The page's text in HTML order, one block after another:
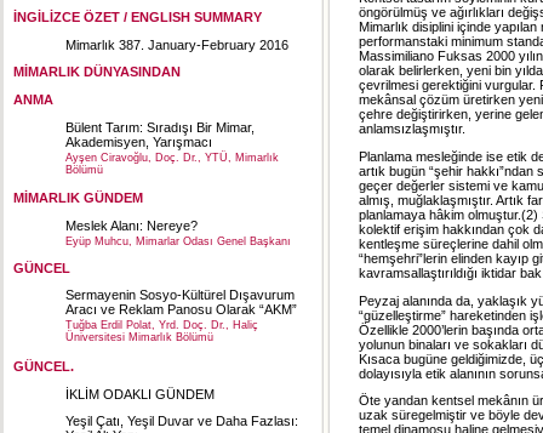
İNGİLİZCE ÖZET / ENGLISH SUMMARY
Mimarlık 387. January-February 2016
MİMARLIK DÜNYASINDAN
ANMA
Bülent Tarım: Sıradışı Bir Mimar,
Akademisyen, Yarışmacı
Ayşen Ciravoğlu, Doç. Dr., YTÜ, Mimarlık
Bölümü
MİMARLIK GÜNDEM
Meslek Alanı: Nereye?
Eyüp Muhcu, Mimarlar Odası Genel Başkanı
GÜNCEL
Sermayenin Sosyo-Kültürel Dışavurum
Aracı ve Reklam Panosu Olarak “AKM”
Tuğba Erdil Polat, Yrd. Doç. Dr., Haliç
Üniversitesi Mimarlık Bölümü
GÜNCEL.
İKLİM ODAKLI GÜNDEM
Yeşil Çatı, Yeşil Duvar ve Daha Fazlası:
öngörülmüş ve ağırlıkları
Mimarlık disiplini içinde
performanstaki minimum
Massimiliano Fuksas 2000
olarak belirlerken, yeni bin
çevrilmesi gerektiğini vurgular.
mekânsal çözüm üretirken yeni
çehre değiştirirken, yerine
anlamsızlaşmıştır.
Planlama mesleğinde ise etik
artık bugün “şehir
geçer değerler sistemi ve
almış, muğlaklaşmıştır. Artık
planlamaya hâkim olmuştur.(2)
kolektif erişim hakkından çok
kentleşme süreçlerine dahil
“hemşehri”lerin elinden kayıp
kavramsallaştırıldığı iktidar
Peyzaj alanında da, yaklaşık
“güzelleştirme” hareketinden
Özellikle 2000’lerin başında
yolunun binaları ve sokakları
Kısaca bugüne geldiğimizde,
dolayısıyla etik alanının
Öte yandan kentsel mekânın
uzak süregelmiştir ve böyle
temel dinamosu haline